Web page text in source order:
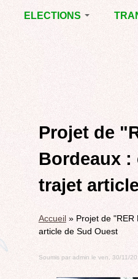
ELECTIONS
DÉPARTEMENTALES
RUBRIQUE EN
CHANTIER ET A
COMPLETER
LA
to
top
Projet de
Bordeaux :
trajet
Accueil » Projet de
article de Sud Ouest
Soumis par admin le ven, 30/11/